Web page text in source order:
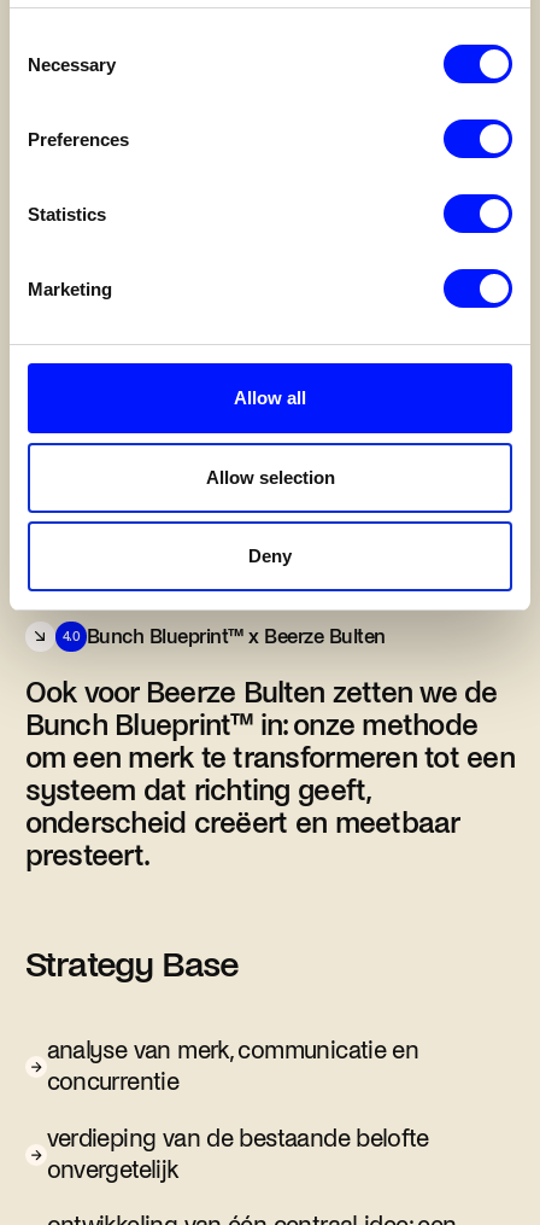
Selection
Necessary
Preferences
Statistics
Marketing
Allow all
Allow selection
Deny
doorvertaling naar signing, fysieke middelen
4.0 Bunch Blueprint™ x Beerze Bulten
Ook voor Beerze Bulten zetten we de
Bunch Blueprint™ in: onze methode
om een merk te transformeren tot een
systeem dat richting geeft,
onderscheid creëert en meetbaar
presteert.
Strategy Base
analyse van merk, communicatie en
concurrentie
verdieping van de bestaande belofte
onvergetelijk